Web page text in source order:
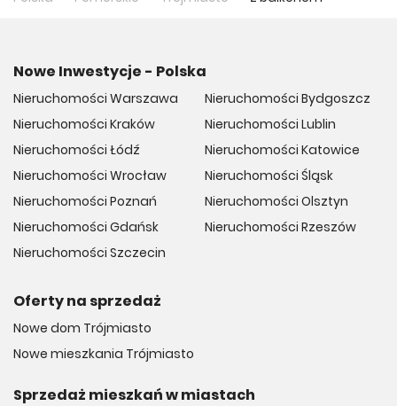
Nowe Inwestycje - Polska
Nieruchomości Warszawa
Nieruchomości Kraków
Nieruchomości Łódź
Nieruchomości Wrocław
Nieruchomości Poznań
Nieruchomości Gdańsk
Nieruchomości Szczecin
Nieruchomości Bydgoszcz
Nieruchomości Lublin
Nieruchomości Katowice
Nieruchomości Śląsk
Nieruchomości Olsztyn
Nieruchomości Rzeszów
Oferty na sprzedaż
Nowe dom Trójmiasto
Nowe mieszkania Trójmiasto
Sprzedaż mieszkań w miastach